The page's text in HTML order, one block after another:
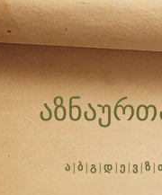
ა| ბ| გ|დ| ე| ვ| ზ|